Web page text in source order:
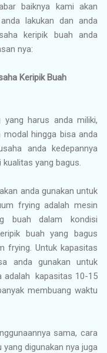
baiknya kami akan
lakukan dan anda
keripik buah anda
nya:
Keripik Buah
harus anda miliki,
hingga bisa anda
anda kedepannya
yang bagus.
anda gunakan untuk
frying adalah mesin
buah dalam kondisi
buah yang bagus
frying. Untuk kapasitas
anda gunakan untuk
adalah kapasitas 10-15
membuang waktu
sama, cara
digunakan nya juga